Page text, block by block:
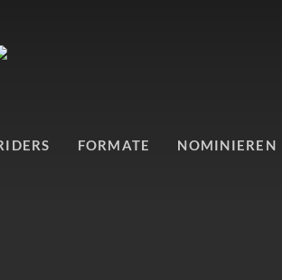
FORMATE NOMINIEREN